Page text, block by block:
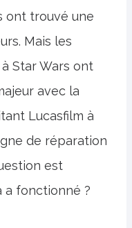
ont trouvé une
Mais les
Star Wars ont
avec la
Lucasfilm à
de réparation
est
a fonctionné ?